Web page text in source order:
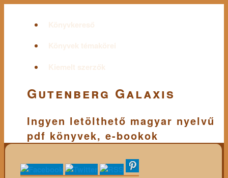
Könyvkereső
Könyvek témakörei
Kiemelt szerzők
Gutenberg Galaxis
Ingyen letölthető magyar nyelvű
pdf könyvek, e-bookok